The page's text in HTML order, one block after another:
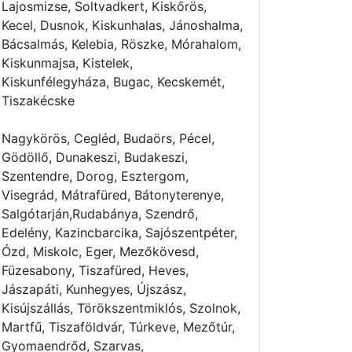
Lajosmizse, Soltvadkert, Kiskőrös,
Kecel, Dusnok, Kiskunhalas, Jánoshalma,
Bácsalmás, Kelebia, Röszke, Mórahalom,
Kiskunmajsa, Kistelek,
Kiskunfélegyháza, Bugac, Kecskemét,
Tiszakécske
Nagykörös, Cegléd, Budaörs, Pécel,
Gödöllő, Dunakeszi, Budakeszi,
Szentendre, Dorog, Esztergom,
Visegrád, Mátrafüred, Bátonyterenye,
Salgótarján,Rudabánya, Szendrő,
Edelény, Kazincbarcika, Sajószentpéter,
Ózd, Miskolc, Eger, Mezőkövesd,
Füzesabony, Tiszafüred, Heves,
Jászapáti, Kunhegyes, Újszász,
Kisújszállás, Törökszentmiklós, Szolnok,
Martfű, Tiszaföldvár, Túrkeve, Mezőtúr,
Gyomaendrőd, Szarvas,